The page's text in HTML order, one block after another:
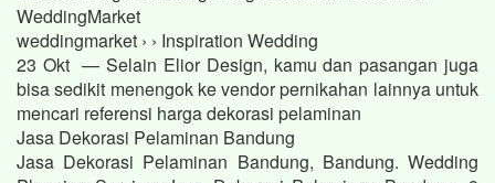
WeddingMarket
weddingmarket › › Inspiration Wedding
23 Okt — Selain Elior Design, kamu dan pasangan juga
bisa sedikit menengok ke vendor pernikahan lainnya untuk
mencari referensi harga dekorasi pelaminan
Jasa Dekorasi Pelaminan Bandung
Jasa Dekorasi Pelaminan Bandung, Bandung. Wedding